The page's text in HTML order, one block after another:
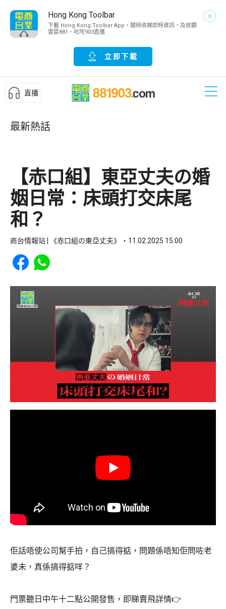
Hong Kong Toolbar
下載 Hong Kong Toolbar App，隨時收睇即時資訊，及收聽
雷霆881、叱咤903直播
立即下載
直播
最新熱話
【赤口組】東亞丈夫の婚
姻日常：床頭打交床尾
和？
商台情報站 | 《赤口組の東亞丈夫》 11.02.2025 15:00
Share to Facebook
Share to WhatsApp
佢話唔使公司幫手拍，自己搞得掂，問題係唔知佢問咗老
婆未，真係搞得掂咩？
門票聽日中午十二點公開發售，即睇賣飛詳情👉